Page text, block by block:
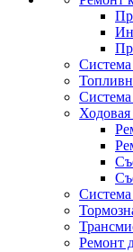
Ходовая
Система
Ремонт